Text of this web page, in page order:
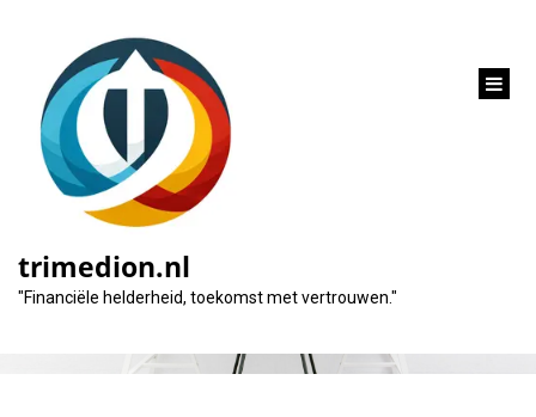
trimedion.nl
"Financiële helderheid, toekomst met vertrouwen."
Categorie: